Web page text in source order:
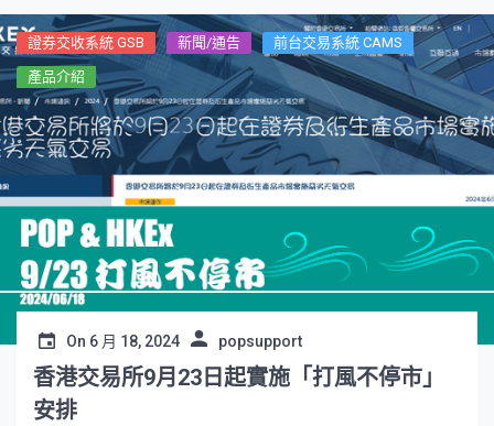
證券交收系統 GSB 新聞/通告 前台交易系統 CAMS
產品介紹
On 6 月 18, 2024 popsupport
香港交易所9月23日起實施「打風不停市」
安排